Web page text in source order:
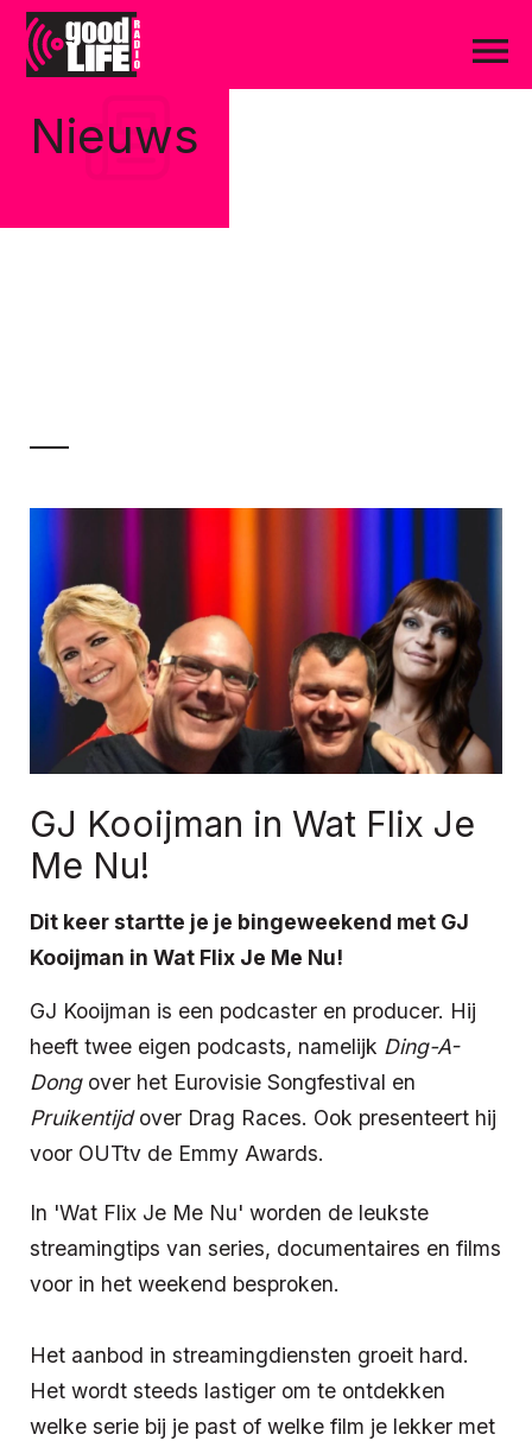
Nieuws
GJ Kooijman in Wat Flix Je
Me Nu!
Dit keer startte je je bingeweekend met GJ
Kooijman in Wat Flix Je Me Nu!
GJ Kooijman is een podcaster en producer. Hij
heeft twee eigen podcasts, namelijk Ding-A-
Dongover het Eurovisie Songfestival en
Pruikentijdover Drag Races. Ook presenteert hij
voor OUTtv de Emmy Awards.
In 'Wat Flix Je Me Nu' worden de leukste
streamingtips van series, documentaires en films
voor in het weekend besproken.
Het aanbod in streamingdiensten groeit hard.
Het wordt steeds lastiger om te ontdekken
welke serie bij je past of welke film je lekker met